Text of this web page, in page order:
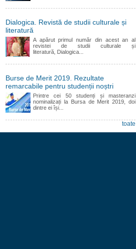
Dialogica. Revistă de studii culturale și
literatură
A apărut primul număr din acest an al
revistei de studii culturale și
literatură, Dialogica...
Burse de Merit 2019. Rezultate
remarcabile pentru studenții noștri
Printre cei 50 studenți și masteranzi
nominalizați la Bursa de Merit 2019, doi
dintre ei își...
toate